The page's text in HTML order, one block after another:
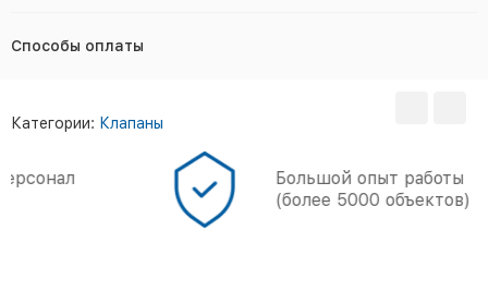
Способы оплаты
Категории: Клапаны
Большой опыт работы
(более 5000 объектов)